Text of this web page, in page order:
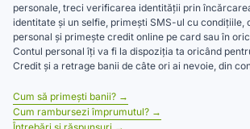
personale, treci verificarea identității prin
identitate și un selfie, primești SMS-ul cu condițiile,
personal și primește credit online pe card sau în
Contul personal îți va fi la dispoziția ta oricând
Credit și a retrage banii de câte ori ai nevoie, din
Cum să primești banii? →
Cum rambursezi împrumutul? →